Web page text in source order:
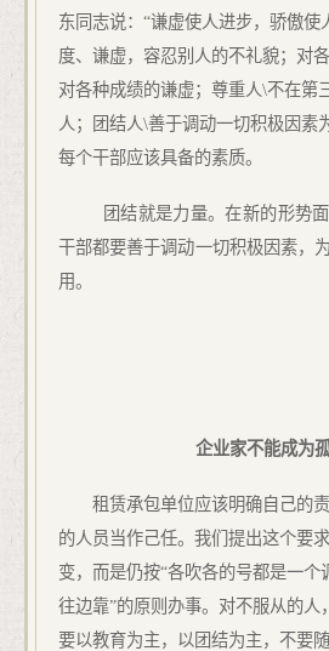
东同志说：“谦虚使人进步，骄傲使
度、谦虚，容忍别人的不礼貌；对
对各种成绩的谦虚；尊重人\不在第
人；团结人\善于调动一切积极因素
每个干部应该具备的素质。
团结就是力量。在新的形势
干部都要善于调动一切积极因素，
用。
企业家不能成为
租赁承包单位应该明确自己的
的人员当作己任。我们提出这个要
变，而是仍按“各吹各的号都是一个
往边靠”的原则办事。对不服从的人
要以教育为主，以团结为主，不要